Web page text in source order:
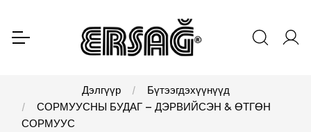
Дэлгүүр
Бүтээгдэхүүнүүд
СОРМУУСНЫ БУДАГ – ДЭРВИЙСЭН & ӨТГӨН
СОРМУУС